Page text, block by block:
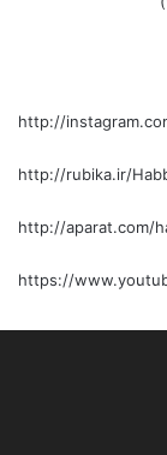
http://
http://rubika.ir/
http://aparat.com/
https://